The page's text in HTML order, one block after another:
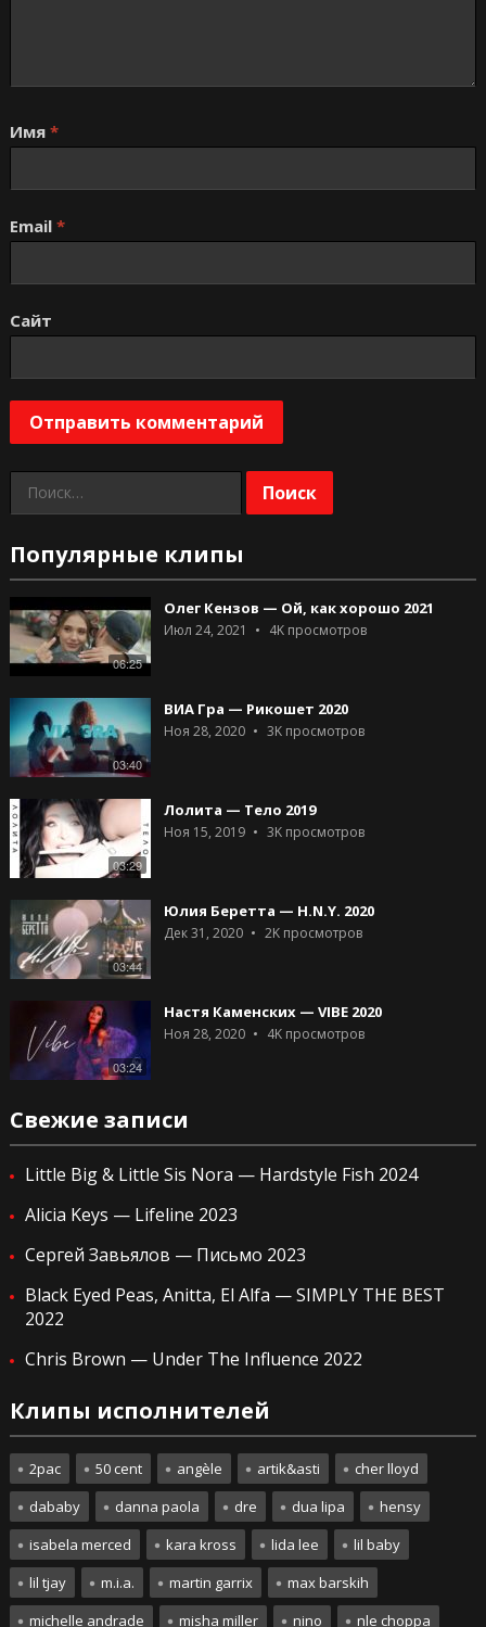
Имя *
Email *
Сайт
Найти:
Популярные клипы
06:25
Олег Кензов — Ой, как хорошо 2021
Июл 24, 2021 4Kпросмотров
03:40
ВИА Гра — Рикошет 2020
Ноя 28, 2020 3Kпросмотров
03:29
Лолита — Тело 2019
Ноя 15, 2019 3Kпросмотров
03:44
Юлия Беретта — H.N.Y. 2020
Дек 31, 2020 2Kпросмотров
03:24
Настя Каменских — VIBE 2020
Ноя 28, 2020 4Kпросмотров
Свежие записи
Little Big & Little Sis Nora — Hardstyle Fish 2024
Alicia Keys — Lifeline 2023
Сергей Завьялов — Письмо 2023
Black Eyed Peas, Anitta, El Alfa — SIMPLY THE BEST
2022
Chris Brown — Under The Influence 2022
Клипы исполнителей
2pac 50 cent angèle artik&asti
cher lloyd
dababy
danna paola dre dua lipa
hensy
isabela merced
kara kross lida lee
lil baby
lil tjay
m.i.a. martin garrix
max barskih
michelle andrade
misha miller nino nle choppa